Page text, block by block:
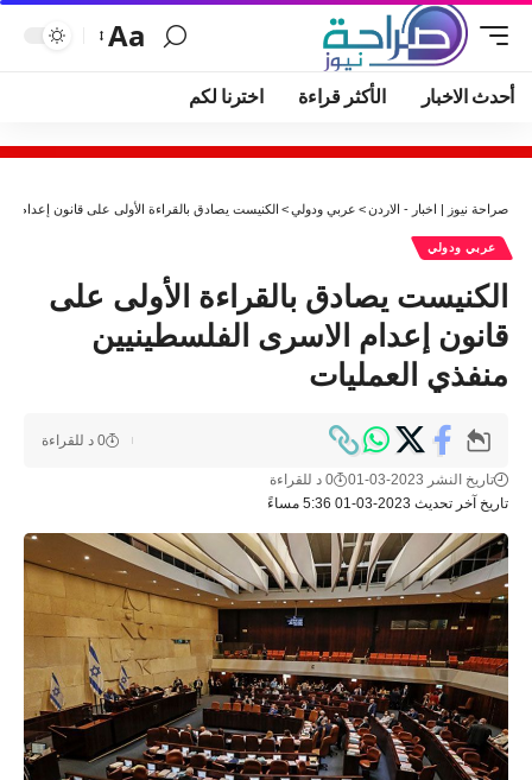
Aa
أحدث الاخبار الأكثر قراءة اخترنا لكم
صراحة نيوز | اخبار - الاردن> عربي ودولي> الكنيست يصادق بالقراءة الأولى على قانون إعدام
عربي ودولي
الكنيست يصادق بالقراءة الأولى على
قانون إعدام الاسرى الفلسطينيين
منفذي العمليات
تاريخ آخر تحديث 2023-03-01 5:36 مساءً
تاريخ النشر 2023-03-01 0 د للقراءة
0 د للقراءة